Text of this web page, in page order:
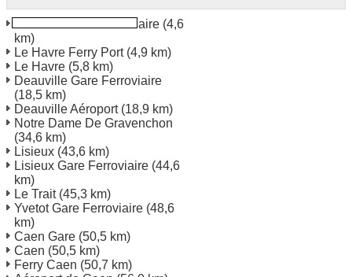
Le Havre Gare Ferroviaire (4,6
km)
Le Havre Ferry Port(4,9 km)
Le Havre (5,8 km)
Deauville Gare Ferroviaire
(18,5 km)
Deauville Aéroport(18,9 km)
Notre Dame De Gravenchon
(34,6 km)
Lisieux (43,6 km)
Lisieux Gare Ferroviaire (44,6
km)
Le Trait(45,3 km)
Yvetot Gare Ferroviaire (48,6
km)
Caen Gare (50,5 km)
Caen (50,5 km)
Ferry Caen (50,7 km)